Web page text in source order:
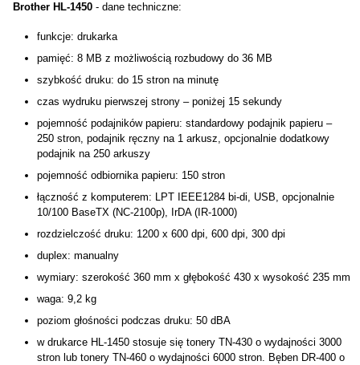
Brother HL-1450- dane techniczne:
funkcje: drukarka
pamięć: 8 MB z możliwością rozbudowy do 36 MB
szybkość druku: do 15 stron na minutę
czas wydruku pierwszej strony – poniżej 15 sekundy
pojemność podajników papieru: standardowy podajnik papieru –
250 stron, podajnik ręczny na 1 arkusz, opcjonalnie dodatkowy
podajnik na 250 arkuszy
pojemność odbiornika papieru: 150 stron
łączność z komputerem: LPT IEEE1284 bi-di, USB, opcjonalnie
10/100 BaseTX (NC-2100p), IrDA (IR-1000)
rozdzielczość druku: 1200 x 600 dpi, 600 dpi, 300 dpi
duplex: manualny
wymiary: szerokość 360 mm x głębokość 430 x wysokość 235 mm
waga: 9,2 kg
poziom głośności podczas druku: 50 dBA
w drukarce HL-1450 stosuje się tonery TN-430 o wydajności 3000
stron lub tonery TN-460 o wydajności 6000 stron. Bęben DR-400 o